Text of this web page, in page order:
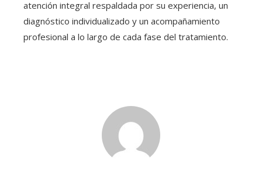
atención integral respaldada por su experiencia, un
diagnóstico individualizado y un acompañamiento
profesional a lo largo de cada fase del tratamiento.